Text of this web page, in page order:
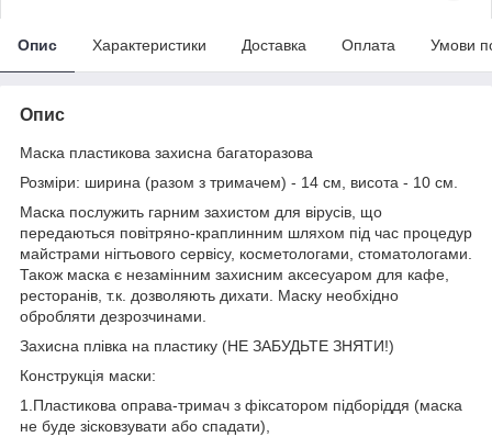
Опис Характеристики Доставка Оплата Умови
Опис
Маска пластикова захисна багаторазова
Розміри: ширина (разом з тримачем) - 14 см, висота - 10 см.
Маска послужить гарним захистом для вірусів, що
передаються повітряно-краплинним шляхом під час процедур
майстрами нігтьового сервісу, косметологами, стоматологами.
Також маска є незамінним захисним аксесуаром для кафе,
ресторанів, т.к. дозволяють дихати. Маску необхідно
обробляти дезрозчинами.
Захисна плівка на пластику (НЕ ЗАБУДЬТЕ ЗНЯТИ!)
Конструкція маски:
1.Пластикова оправа-тримач з фіксатором підборіддя (маска
не буде зісковзувати або спадати),